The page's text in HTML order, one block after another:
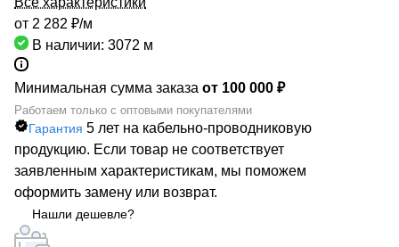
от 2 282 ₽/м
В наличии: 3072 м
Минимальная сумма заказа от 100 000 ₽
Работаем только с оптовыми покупателями
Гарантия 5 лет на кабельно-проводниковую
продукцию. Если товар не соответствует
заявленным характеристикам, мы поможем
оформить замену или возврат.
Нашли дешевле?